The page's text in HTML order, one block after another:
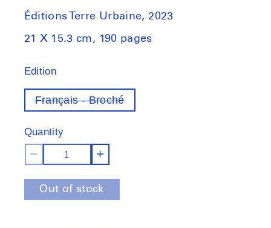
Éditions Terre Urbaine, 2023
21 X 15.3 cm, 190 pages
Edition
Français - BrochéVariant
out
Quantity
Decrease
quantity
for
Increase
quantity
for
Out of stock